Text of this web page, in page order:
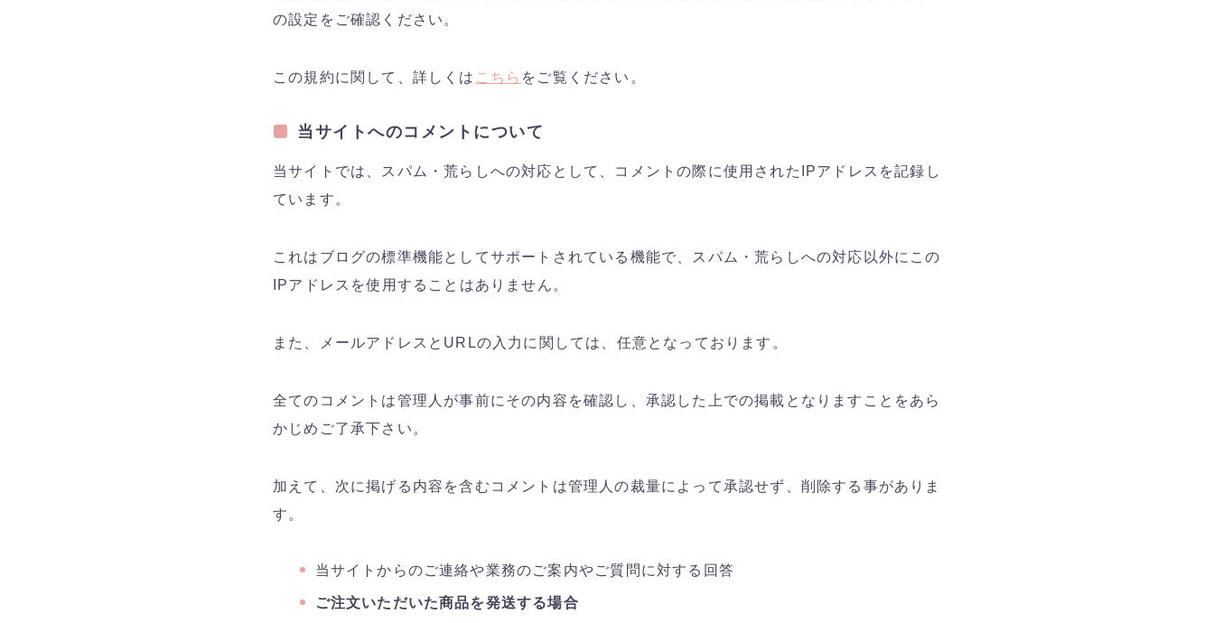
の設定をご確認ください。
この規約に関して、詳しくは こちら をご覧ください。
当サイトへのコメントについて
当サイトでは、スパム・荒らしへの対応として、コメントの際に使用されたIPアドレスを記録し
ています。
これはブログの標準機能としてサポートされている機能で、スパム・荒らしへの対応以外にこの
IPアドレスを使用することはありません。
また、メールアドレスとURLの入力に関しては、任意となっております。
全てのコメントは管理人が事前にその内容を確認し、承認した上での掲載となりますことをあら
かじめご了承下さい。
加えて、次に掲げる内容を含むコメントは管理人の裁量によって承認せず、削除する事がありま
す。
当サイトからのご連絡や業務のご案内やご質問に対する回答
ご注文いただいた商品を発送する場合